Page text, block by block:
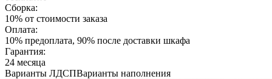
Сборка:
10% от стоимости заказа
Оплата:
10% предоплата, 90% после доставки шкафа
Гарантия:
24 месяца
Варианты ЛДСПВарианты наполнения